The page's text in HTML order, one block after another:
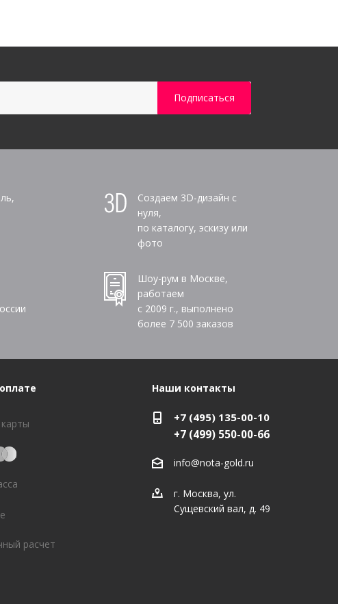
Создаем 3D-дизайн с
нуля,
по каталогу, эскизу или
фото
Шоу-рум в Москве,
работаем
с 2009 г., выполнено
более 7 500 заказов
расчет
Наши контакты
+7 (495) 135-00-10
+7 (499) 550-00-66
info@nota-gold.ru
г. Москва, ул.
Сущевский вал, д. 49